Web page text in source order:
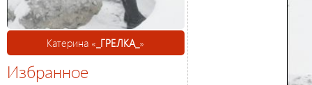
Катерина « _ГРЕЛКА_ »
Избранное